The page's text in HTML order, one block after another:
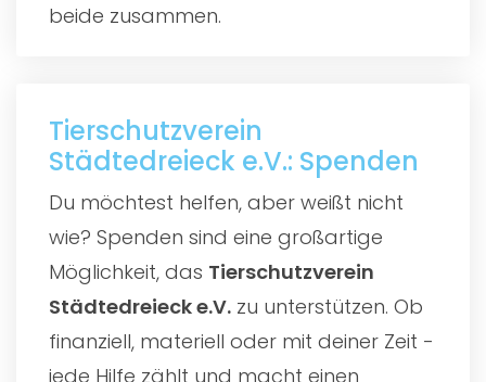
beide zusammen.
Tierschutzverein
Städtedreieck e.V.: Spenden
Du möchtest helfen, aber weißt nicht
wie? Spenden sind eine großartige
Möglichkeit, das Tierschutzverein
Städtedreieck e.V. zu unterstützen. Ob
finanziell, materiell oder mit deiner Zeit -
jede Hilfe zählt und macht einen